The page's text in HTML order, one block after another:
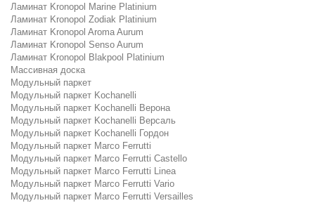
Ламинат Kronopol Marine Platinium
Ламинат Kronopol Zodiak Platinium
Ламинат Kronopol Aroma Aurum
Ламинат Kronopol Senso Aurum
Ламинат Kronopol Blakpool Platinium
Массивная доска
Модульный паркет
Модульный паркет Kochanelli
Модульный паркет Kochanelli Верона
Модульный паркет Kochanelli Версаль
Модульный паркет Kochanelli Гордон
Модульный паркет Marco Ferrutti
Модульный паркет Marco Ferrutti Castello
Модульный паркет Marco Ferrutti Linea
Модульный паркет Marco Ferrutti Vario
Модульный паркет Marco Ferrutti Versailles